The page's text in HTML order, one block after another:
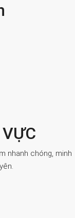
nhanh chóng, minh